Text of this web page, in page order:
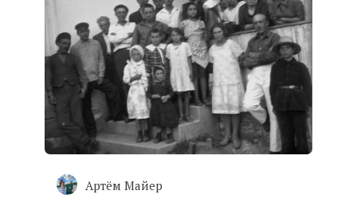
Артём Майер